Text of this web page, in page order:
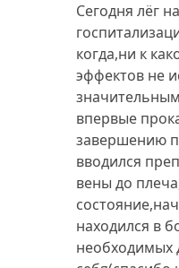
Сегодня лёг
когда,ни к
эффектов не
впервые
завершению
вводился
вены до
находился в
необходимых